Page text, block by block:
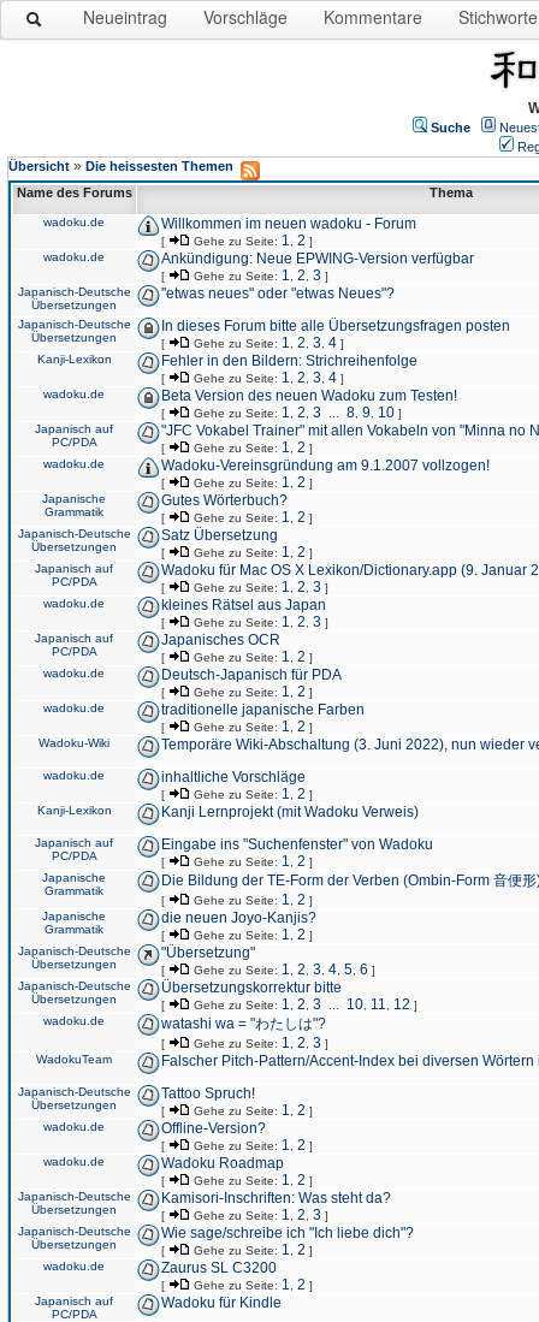
Neueintrag Vorschläge Kommentare Stichworte
Suche
Übersicht » Die heissesten Themen
Name des Forums
Thema
wadoku.de Willkommen im neuen wadoku - Forum
[ Gehe zu Seite: 1 2 ]
wadoku.de
Ankündigung: Neue EPWING-Version verfügbar
[ Gehe zu Seite: 1 2 3 ]
Japanisch-Deutsche
Übersetzungen
"etwas neues" oder "etwas Neues"?
Japanisch-Deutsche
Übersetzungen
In dieses Forum bitte alle Übersetzungsfragen posten
[ Gehe zu Seite: 1 2 3 4 ]
Kanji-Lexikon
Fehler in den Bildern: Strichreihenfolge
[ Gehe zu Seite: 1 2 3 4 ]
wadoku.de
Beta Version des neuen Wadoku zum Testen!
[ Gehe zu Seite: 1 2 3 8 9 10 ]
Japanisch auf
PC/PDA
"JFC Vokabel Trainer" mit allen Vokabeln von "Minna no
[ Gehe zu Seite: 1 2 ]
wadoku.de
Wadoku-Vereinsgründung am 9.1.2007 vollzogen!
[ Gehe zu Seite: 1 2 ]
Japanische
Grammatik
Gutes Wörterbuch?
[ Gehe zu Seite: 1 2 ]
Japanisch-Deutsche
Übersetzungen
Satz Übersetzung
[ Gehe zu Seite: 1 2 ]
Japanisch auf
PC/PDA
Wadoku für Mac OS X Lexikon/Dictionary.app (9. Januar
[ Gehe zu Seite: 1 2 3 ]
wadoku.de
kleines Rätsel aus Japan
[ Gehe zu Seite: 1 2 3 ]
Japanisch auf
PC/PDA
Japanisches OCR
[ Gehe zu Seite: 1 2 ]
wadoku.de
Deutsch-Japanisch für PDA
[ Gehe zu Seite: 1 2 ]
wadoku.de
traditionelle japanische Farben
[ Gehe zu Seite: 1 2 ]
Wadoku-Wiki
Temporäre Wiki-Abschaltung (3. Juni 2022), nun wieder
wadoku.de inhaltliche Vorschläge
[ Gehe zu Seite: 1 2 ]
Kanji-Lexikon
Kanji Lernprojekt (mit Wadoku Verweis)
Japanisch auf
PC/PDA
Eingabe ins "Suchenfenster" von Wadoku
[ Gehe zu Seite: 1 2 ]
Japanische
Grammatik
Die Bildung der TE-Form der Verben (Ombin-Form 音便形
[ Gehe zu Seite: 1 2 ]
Japanische
Grammatik
die neuen Joyo-Kanjis?
[ Gehe zu Seite: 1 2 ]
Japanisch-Deutsche
Übersetzungen
"Übersetzung"
[ Gehe zu Seite: 1 2 3 4 5 6 ]
Japanisch-Deutsche
Übersetzungen
Übersetzungskorrektur bitte
[ Gehe zu Seite: 1 2 3 10 11 12 ]
wadoku.de
watashi wa = "わたしは"?
[ Gehe zu Seite: 1 2 3 ]
WadokuTeam
Falscher Pitch-Pattern/Accent-Index bei diversen
Japanisch-Deutsche
Übersetzungen
Tattoo Spruch!
[ Gehe zu Seite: 1 2 ]
wadoku.de
Offline-Version?
[ Gehe zu Seite: 1 2 ]
wadoku.de
Wadoku Roadmap
[ Gehe zu Seite: 1 2 ]
Japanisch-Deutsche
Übersetzungen
Kamisori-Inschriften: Was steht da?
[ Gehe zu Seite: 1 2 3 ]
Japanisch-Deutsche
Übersetzungen
Wie sage/schreibe ich "Ich liebe dich"?
[ Gehe zu Seite: 1 2 ]
wadoku.de
Zaurus SL C3200
[ Gehe zu Seite: 1 2 ]
Japanisch auf
PC/PDA
Wadoku für Kindle